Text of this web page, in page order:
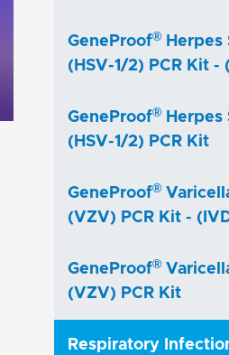
GeneProof® Herpes
(HSV-1/2) PCR Kit -
GeneProof® Herpes
(HSV-1/2) PCR Kit
GeneProof®
(VZV) PCR Kit -
GeneProof®
(VZV) PCR Kit
Respiratory